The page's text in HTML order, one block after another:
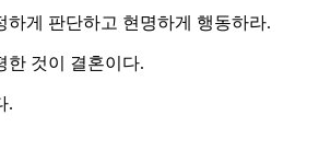
하게 판단하고 현명하게 행동하라.
한 것이 결혼이다.
.